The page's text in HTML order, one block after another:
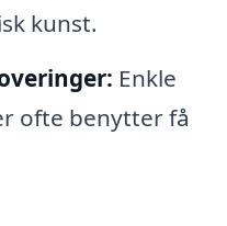
kunst.
Enkle
ofte benytter få